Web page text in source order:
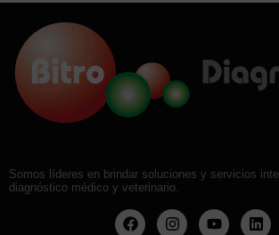
Somos líderes en brindar soluciones y servicios
diagnóstico médico y veterinario.